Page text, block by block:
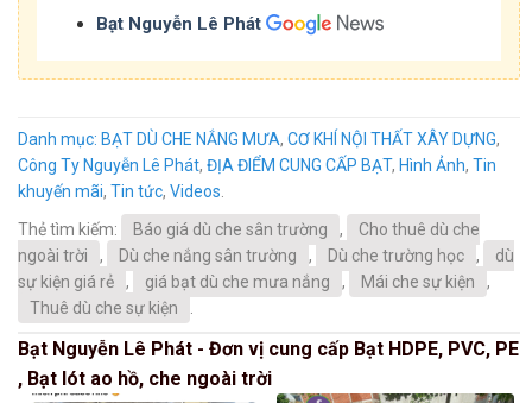
Bạt Nguyễn Lê Phát
Danh mục: BẠT DÙ CHE NẮNG MƯA, CƠ KHÍ NỘI THẤT XÂY DỰNG,
Công Ty Nguyễn Lê Phát, ĐỊA ĐIỂM CUNG CẤP BẠT, Hình Ảnh, Tin
khuyến mãi, Tin tức, Videos.
Thẻ tìm kiếm:
Báo giá dù che sân trường ,
Cho thuê dù che
ngoài trời
, Dù che nắng sân trường , Dù che trường học ,
dù
sự kiện giá rẻ
, giá bạt dù che mưa nắng , Mái che sự kiện
,
Thuê dù che sự kiện
.
Bạt Nguyễn Lê Phát - Đơn vị cung cấp Bạt HDPE, PVC, PE
, Bạt lót ao hồ, che ngoài trời